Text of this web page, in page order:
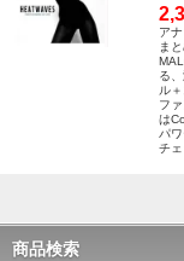
ア
ま
る
ル
フ
は
パ
チェ
商品検索